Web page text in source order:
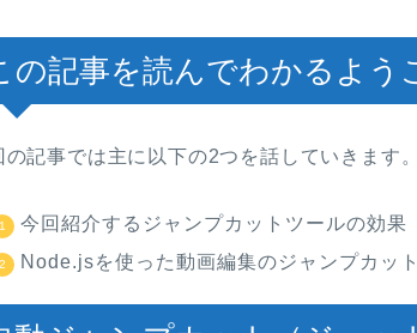
の記事を読んでわかるよう
の記事では主に以下の2つを話していきます。
今回紹介するジャンプカットツールの効果
Node.jsを使った動画編集のジャンプカッ